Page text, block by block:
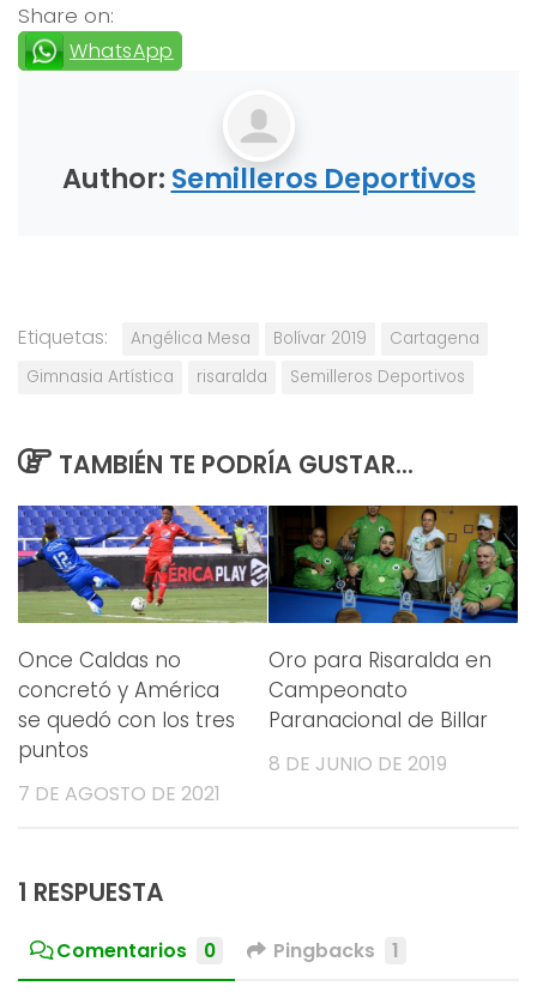
Share on:
WhatsApp
Author: Semilleros Deportivos
Etiquetas: Angélica Mesa Bolívar 2019
Cartagena
Gimnasia Artística
risaralda Semilleros Deportivos
TAMBIÉN TE PODRÍA GUSTAR...
Once Caldas no
concretó y América
se quedó con los tres
puntos
7 DE AGOSTO DE 2021
Oro para Risaralda en
Campeonato
Paranacional de Billar
8 DE JUNIO DE 2019
1 RESPUESTA
Comentarios 0 Pingbacks 1